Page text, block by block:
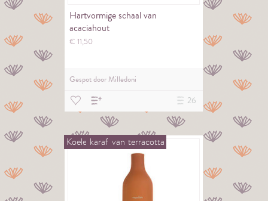
Hartvormige schaal van
acaciahout
€ 11,50
Gespot doorMilledoni
26
Koele karaf van terracotta